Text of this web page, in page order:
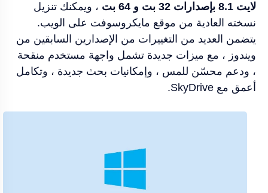
لايت 8.1 بإصدارات 32 بت و 64 بت
، ويمكنك تنزيل
نسخته العادية من موقع مايكروسوفت على الويب.
يتضمن العديد من التغييرات من الإصدارين السابقين من
ويندوز ، مع ميزات جديدة تشمل واجهة مستخدم منقحة
، ودعم محسّن للمس ، وإمكانيات بحث جديدة ، وتكامل
أعمق مع SkyDrive.